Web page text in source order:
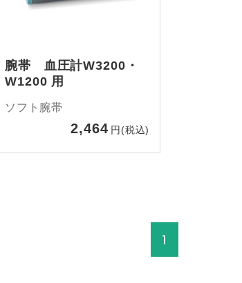
腕帯 血圧計W3200・
W1200 用
ソフト腕帯
2,464 円(税込)
1